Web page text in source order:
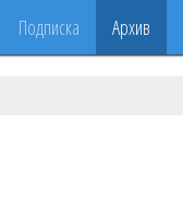
Подписка Архив